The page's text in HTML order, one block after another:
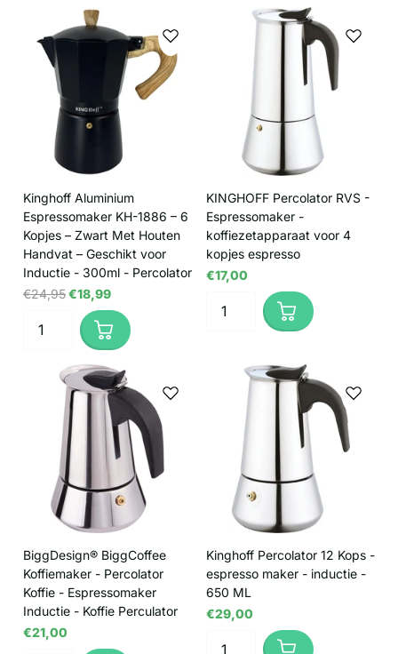
Kinghoff Aluminium
Espressomaker KH-1886 – 6
Kopjes – Zwart Met Houten
Handvat – Geschikt voor
Inductie - 300ml - Percolator
€24,95€18,99
KINGHOFF Percolator RVS -
Espressomaker -
koffiezetapparaat voor 4
kopjes espresso
€17,00
BiggDesign® BiggCoffee
Koffiemaker - Percolator
Koffie - Espressomaker
Inductie - Koffie Perculator
€21,00
Kinghoff Percolator 12 Kops -
espresso maker - inductie -
650 ML
€29,00